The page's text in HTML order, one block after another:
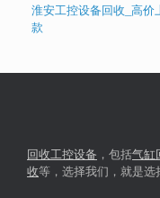
淮安工控设备回收_高
款
回收工控设备 ，包括气缸
收等，选择我们，就是选